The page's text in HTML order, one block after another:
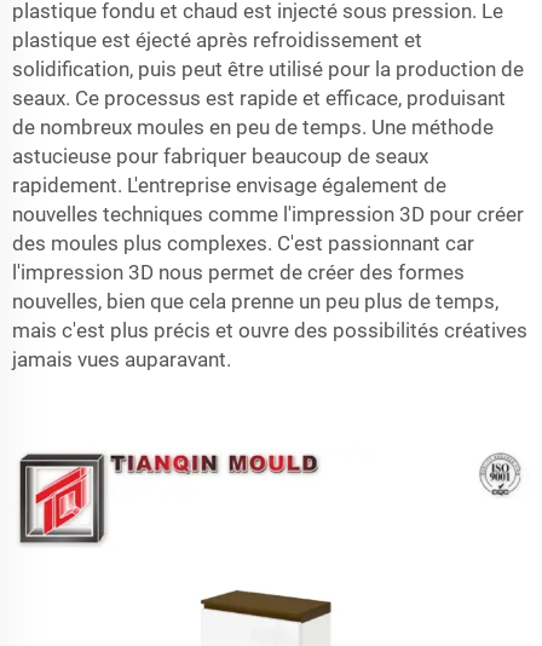
plastique fondu et chaud est injecté sous pression. Le
plastique est éjecté après refroidissement et
solidification, puis peut être utilisé pour la production de
seaux. Ce processus est rapide et efficace, produisant
de nombreux moules en peu de temps. Une méthode
astucieuse pour fabriquer beaucoup de seaux
rapidement. L'entreprise envisage également de
nouvelles techniques comme l'impression 3D pour créer
des moules plus complexes. C'est passionnant car
l'impression 3D nous permet de créer des formes
nouvelles, bien que cela prenne un peu plus de temps,
mais c'est plus précis et ouvre des possibilités créatives
jamais vues auparavant.